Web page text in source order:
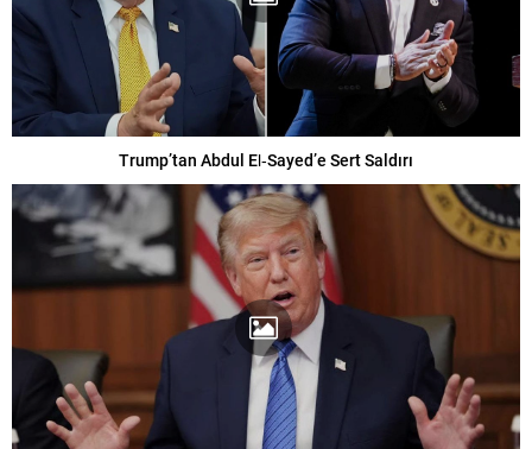
Trump’tan Abdul El‑Sayed’e Sert Saldırı